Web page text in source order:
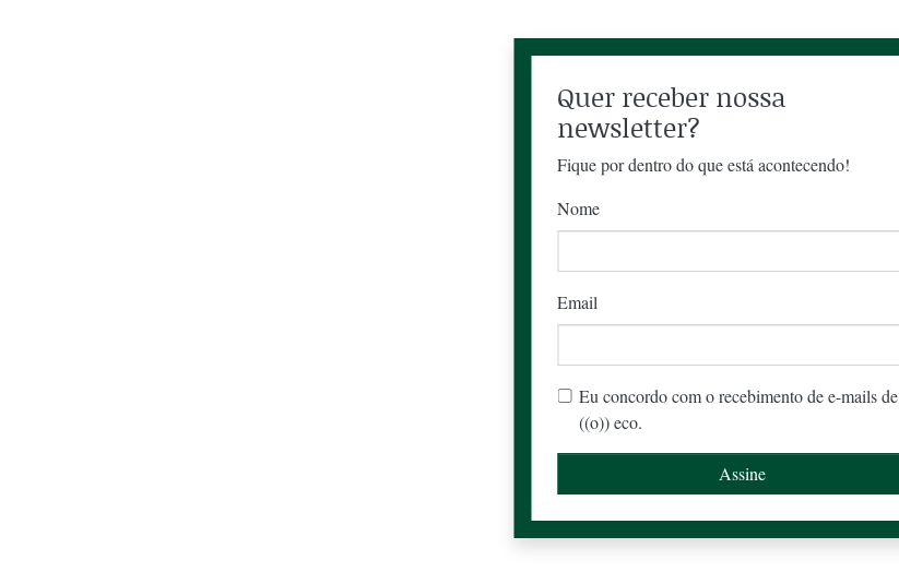
Quer receber nossa
newsletter?
Fique por dentro do que está acontecendo!
Nome
Email
Eu concordo com o recebimento de e-mails de
((o)) eco.